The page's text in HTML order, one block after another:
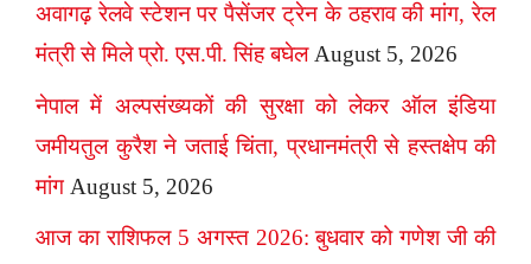
अवागढ़ रेलवे स्टेशन पर पैसेंजर ट्रेन के ठहराव की मांग, रेल
मंत्री से मिले प्रो. एस.पी. सिंह बघेल August 5, 2026
नेपाल में अल्पसंख्यकों की सुरक्षा को लेकर ऑल इंडिया
जमीयतुल कुरैश ने जताई चिंता, प्रधानमंत्री से हस्तक्षेप की
मांग August 5, 2026
आज का राशिफल 5 अगस्त 2026: बुधवार को गणेश जी की